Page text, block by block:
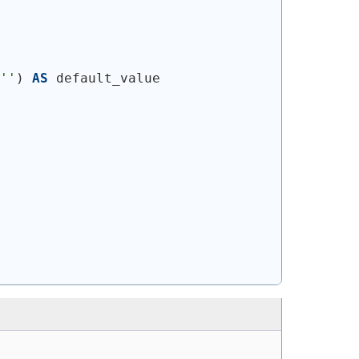
'' ) AS default_value